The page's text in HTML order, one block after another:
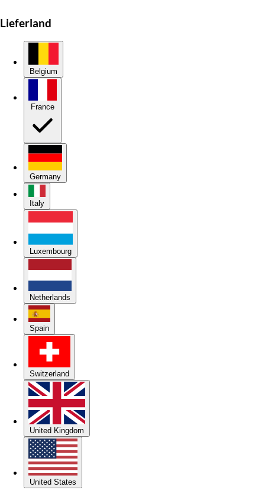
Lieferland
Belgium
Germany
Italy
Luxembourg
Netherlands
Spain
Switzerland
United Kingdom
United States